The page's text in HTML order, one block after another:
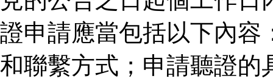
證申請應當包括以下內容
和聯繫方式；申請聽證的